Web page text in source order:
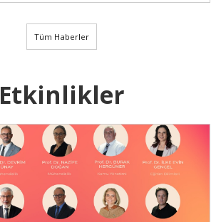
Tüm Haberler
Etkinlikler